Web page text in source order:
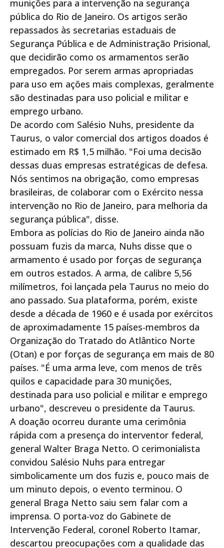
munições para a intervenção na segurança
pública do Rio de Janeiro. Os artigos serão
repassados às secretarias estaduais de
Segurança Pública e de Administração Prisional,
que decidirão como os armamentos serão
empregados. Por serem armas apropriadas
para uso em ações mais complexas, geralmente
são destinadas para uso policial e militar e
emprego urbano.
De acordo com Salésio Nuhs, presidente da
Taurus, o valor comercial dos artigos doados é
estimado em R$ 1,5 milhão. "Foi uma decisão
dessas duas empresas estratégicas de defesa.
Nós sentimos na obrigação, como empresas
brasileiras, de colaborar com o Exército nessa
intervenção no Rio de Janeiro, para melhoria da
segurança pública", disse.
Embora as polícias do Rio de Janeiro ainda não
possuam fuzis da marca, Nuhs disse que o
armamento é usado por forças de segurança
em outros estados. A arma, de calibre 5,56
milímetros, foi lançada pela Taurus no meio do
ano passado. Sua plataforma, porém, existe
desde a década de 1960 e é usada por exércitos
de aproximadamente 15 países-membros da
Organização do Tratado do Atlântico Norte
(Otan) e por forças de segurança em mais de 80
países. "É uma arma leve, com menos de três
quilos e capacidade para 30 munições,
destinada para uso policial e militar e emprego
urbano", descreveu o presidente da Taurus.
A doação ocorreu durante uma cerimônia
rápida com a presença do interventor federal,
general Walter Braga Netto. O cerimonialista
convidou Salésio Nuhs para entregar
simbolicamente um dos fuzis e, pouco mais de
um minuto depois, o evento terminou. O
general Braga Netto saiu sem falar com a
imprensa. O porta-voz do Gabinete de
Intervenção Federal, coronel Roberto Itamar,
descartou preocupações com a qualidade das